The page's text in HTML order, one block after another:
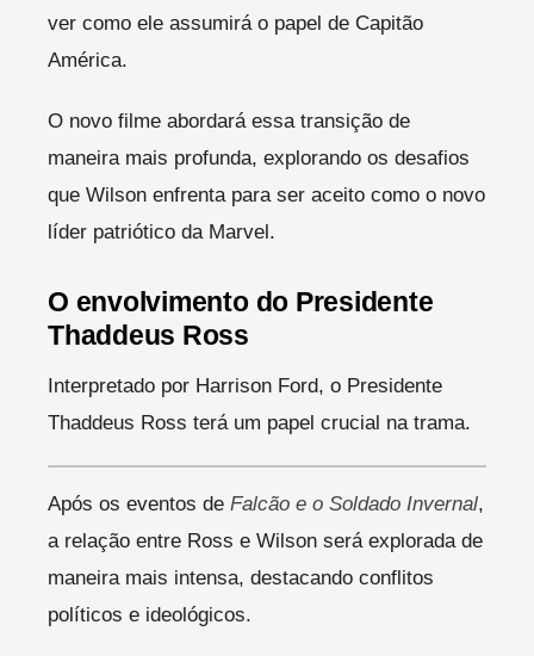
ver como ele assumirá o papel de Capitão
América.
O novo filme abordará essa transição de
maneira mais profunda, explorando os desafios
que Wilson enfrenta para ser aceito como o novo
líder patriótico da Marvel.
O envolvimento do Presidente
Thaddeus Ross
Interpretado por Harrison Ford, o Presidente
Thaddeus Ross terá um papel crucial na trama.
Após os eventos de Falcão e o Soldado Invernal,
a relação entre Ross e Wilson será explorada de
maneira mais intensa, destacando conflitos
políticos e ideológicos.